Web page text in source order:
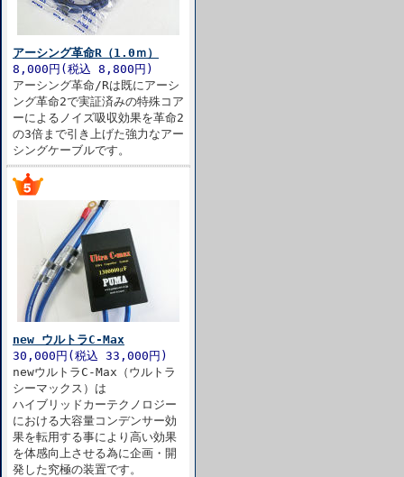
アーシング革命R（1.0ｍ）
8,000円(税込 8,800円)
アーシング革命/Rは既にアーシ
ング革命2で実証済みの特殊コア
ーによるノイズ吸収効果を革命2
の3倍まで引き上げた強力なアー
シングケーブルです。
new ウルトラC-Max
30,000円(税込 33,000円)
newウルトラC-Max（ウルトラ
シーマックス）は
ハイブリッドカーテクノロジー
における大容量コンデンサー効
果を転用する事により高い効果
を体感向上させる為に企画・開
発した究極の装置です。